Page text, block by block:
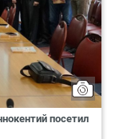
посетил